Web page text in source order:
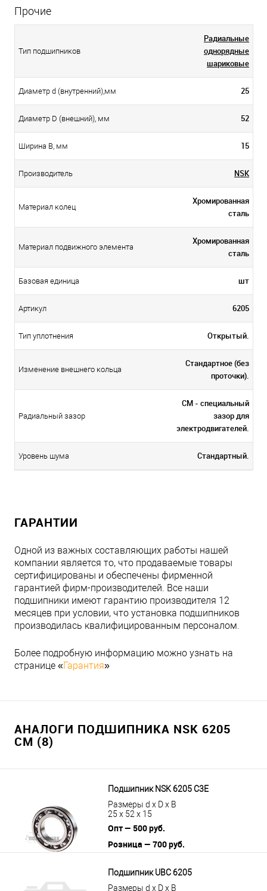
Прочие
Тип подшипников
Радиальные
однорядные
шариковые
Диаметр d (внутренний),мм 25
Диаметр D (внешний), мм 52
Ширина B, мм 15
Производитель NSK
Материал колец
Хромированная
сталь
Материал подвижного элемента
Хромированная
сталь
Базовая единица шт
Артикул 6205
Тип уплотнения Открытый.
Изменение внешнего кольца
Стандартное (без
проточки).
Радиальный зазор
CM - специальный
зазор для
электродвигателей.
Уровень шума Стандартный.
ГАРАНТИИ
Одной из важных составляющих работы нашей
компании является то, что продаваемые товары
сертифицированы и обеспечены фирменной
гарантией фирм-производителей. Все наши
подшипники имеют гарантию производителя 12
месяцев при условии, что установка подшипников
производилась квалифицированным персоналом.
Более подробную информацию можно узнать на
странице «Гарантия»
АНАЛОГИ ПОДШИПНИКА NSK 6205
CM (8)
Подшипник NSK 6205 C3E
Размеры d x D x B
25 x 52 x 15
Опт — 500 руб.
Розница — 700 руб.
Подшипник UBC 6205
Размеры d x D x B